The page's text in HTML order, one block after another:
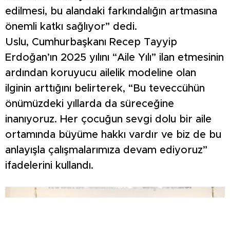
edilmesi, bu alandaki farkındalığın artmasına
önemli katkı sağlıyor” dedi.
Uslu, Cumhurbaşkanı Recep Tayyip
Erdoğan’ın 2025 yılını “Aile Yılı” ilan etmesinin
ardından koruyucu ailelik modeline olan
ilginin arttığını belirterek, “Bu teveccühün
önümüzdeki yıllarda da süreceğine
inanıyoruz. Her çocuğun sevgi dolu bir aile
ortamında büyüme hakkı vardır ve biz de bu
anlayışla çalışmalarımıza devam ediyoruz”
ifadelerini kullandı.